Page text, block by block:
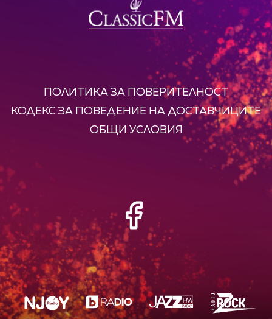
ПОЛИТИКА ЗА ПОВЕРИТЕЛНОСТ
КОДЕКС ЗА ПОВЕДЕНИЕ НА ДОСТАВЧИЦИТЕ
ОБЩИ УСЛОВИЯ